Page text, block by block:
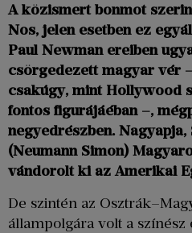
A közismert bonmot
Nos, jelen esetben ez
Paul Newman ereiben
csörgedezett magyar vér
csakúgy, mint Hollywood
fontos figurájáéban –,
negyedrészben.
(Neumann Simon)
vándorolt ki az Amerikai
De szintén az
állampolgára volt a színész